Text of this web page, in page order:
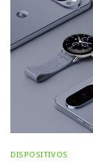
DISPOSITIVOS